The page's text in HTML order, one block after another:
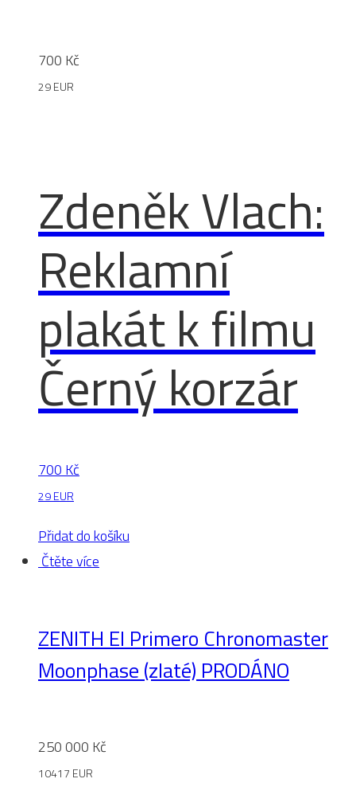
700 Kč
29 EUR
Zdeněk Vlach:
Reklamní
plakát k filmu
Černý korzár
700 Kč
29 EUR
Přidat do košíku
Čtěte více
ZENITH El Primero Chronomaster
Moonphase (zlaté) PRODÁNO
250 000 Kč
10417 EUR